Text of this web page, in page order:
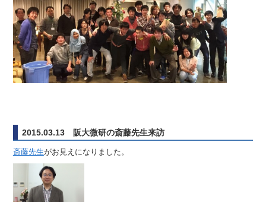
2015.03.13 阪大微研の斎藤先生来訪
斎藤先生がお見えになりました。